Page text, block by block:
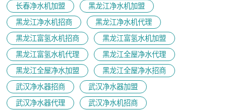
长春净水机加盟
黑龙江净水机加盟
黑龙江净水机招商
黑龙江净水机代理
黑龙江富氢水机招商
黑龙江富氢水机加盟
黑龙江富氢水机代理
黑龙江全屋净水代理
黑龙江全屋净水加盟
黑龙江全屋净水招商
武汉净水器招商
武汉净水器加盟
武汉净水器代理
武汉净水机招商